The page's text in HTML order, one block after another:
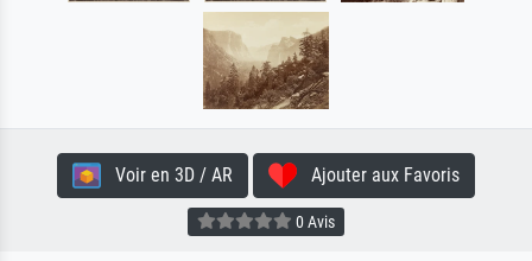
Voir en 3D / AR Ajouter aux Favoris
0 Avis